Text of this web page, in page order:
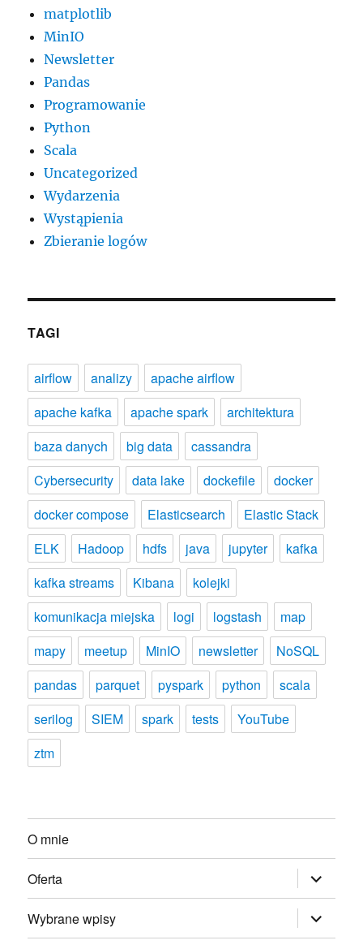
matplotlib
MinIO
Newsletter
Pandas
Programowanie
Python
Scala
Uncategorized
Wydarzenia
Wystąpienia
Zbieranie logów
TAGI
airflow analizy
apache airflow
apache kafka
apache spark
architektura
baza danych
big data
cassandra
Cybersecurity
data lake dockefile
docker
docker compose
Elasticsearch
Elastic Stack
ELK
Hadoop hdfs java jupyter
kafka
kafka streams
Kibana
kolejki
komunikacja miejska
logi logstash
map
mapy
meetup MinIO newsletter
NoSQL
pandas
parquet pyspark python
scala
serilog
SIEM spark tests
YouTube
ztm
O mnie
Oferta rozwiń
menu
potomne
Wybrane wpisy
rozwiń
menu
potomne